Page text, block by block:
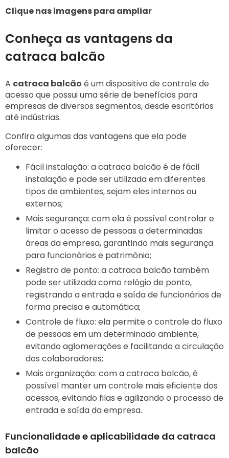
Clique nas imagens para ampliar
Conheça as vantagens da
catraca balcão
A catraca balcão é um dispositivo de controle de
acesso que possui uma série de benefícios para
empresas de diversos segmentos, desde escritórios
até indústrias.
Confira algumas das vantagens que ela pode
oferecer:
Fácil instalação: a catraca balcão é de fácil
instalação e pode ser utilizada em diferentes
tipos de ambientes, sejam eles internos ou
externos;
Mais segurança: com ela é possível controlar e
limitar o acesso de pessoas a determinadas
áreas da empresa, garantindo mais segurança
para funcionários e patrimônio;
Registro de ponto: a catraca balcão também
pode ser utilizada como relógio de ponto,
registrando a entrada e saída de funcionários de
forma precisa e automática;
Controle de fluxo: ela permite o controle do fluxo
de pessoas em um determinado ambiente,
evitando aglomerações e facilitando a circulação
dos colaboradores;
Mais organização: com a catraca balcão, é
possível manter um controle mais eficiente dos
acessos, evitando filas e agilizando o processo de
entrada e saída da empresa.
Funcionalidade e aplicabilidade da catraca
balcão